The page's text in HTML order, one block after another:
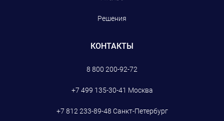
Решения
КОНТАКТЫ
8 800 200-92-72
+7 499 135-30-41 Москва
+7 812 233-89-48 Санкт-Петербург